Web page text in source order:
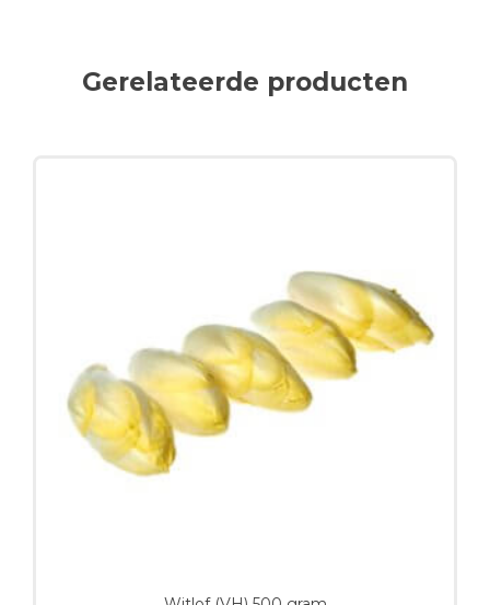
Gerelateerde producten